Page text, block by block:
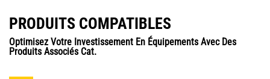
PRODUITS COMPATIBLES
Optimisez Votre Investissement En Équipements Avec Des
Produits Associés Cat.